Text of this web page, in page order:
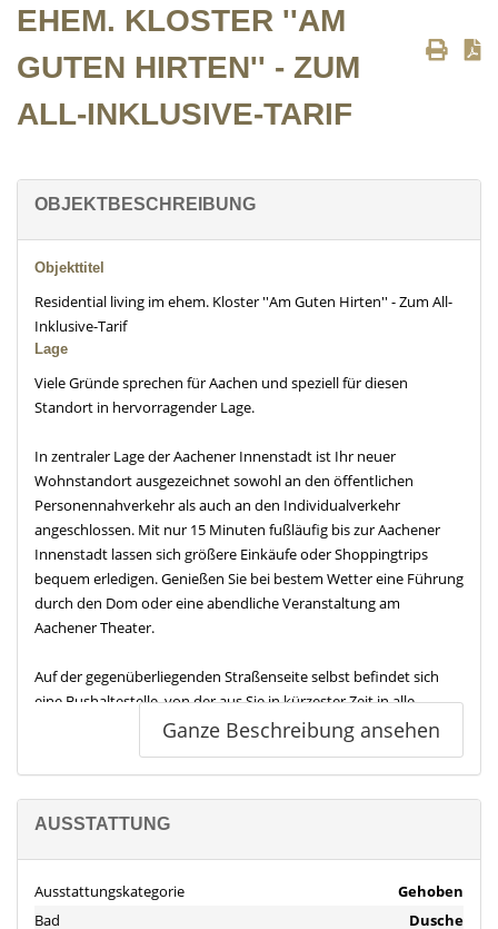
EHEM. KLOSTER ''AM
GUTEN HIRTEN'' - ZUM
ALL-INKLUSIVE-TARIF
OBJEKTBESCHREIBUNG
Objekttitel
Residential living im ehem. Kloster ''Am Guten Hirten'' - Zum All-
Inklusive-Tarif
Lage
Viele Gründe sprechen für Aachen und speziell für diesen
Standort in hervorragender Lage.
In zentraler Lage der Aachener Innenstadt ist Ihr neuer
Wohnstandort ausgezeichnet sowohl an den öffentlichen
Personennahverkehr als auch an den Individualverkehr
angeschlossen. Mit nur 15 Minuten fußläufig bis zur Aachener
Innenstadt lassen sich größere Einkäufe oder Shoppingtrips
bequem erledigen. Genießen Sie bei bestem Wetter eine Führung
durch den Dom oder eine abendliche Veranstaltung am
Aachener Theater.
Auf der gegenüberliegenden Straßenseite selbst befindet sich
eine Bushaltestelle, von der aus Sie in kürzester Zeit in alle
Bereich der Stadt z.B. zum Hauptbahnhof, zum Uniklinikum oder
Besonders reizvoll ist die Lage der Immobilie aufgrund des
anliegenden Mischgebietes. Hier sind Sie größtenteils umgeben
eine Tankstelle und vieles mehr. Eine der beiden großen
Lebensmittelketten befindet sich auf der selben Straße.
Ganze Beschreibung ansehen
AUSSTATTUNG
Ausstattungskategorie
Gehoben
Bad
Dusche